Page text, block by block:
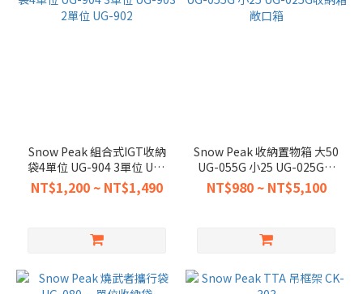
Snow Peak 組合式IGT收納
袋4單位 UG-904 3單位 UG-
903 2單位 UG-902
NT$1,200 ~ NT$1,490
Snow Peak 收納置物箱 大50
UG-055G 小25 UG-025G收
納箱 敞口箱
NT$980 ~ NT$5,100